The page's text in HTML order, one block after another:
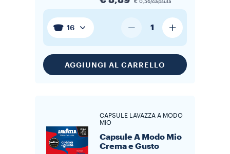
€ 0,56/capsula
16 1
AGGIUNGI AL CARRELLO
CAPSULE LAVAZZA A MODO
MIO
Capsule A Modo Mio
Crema e Gusto